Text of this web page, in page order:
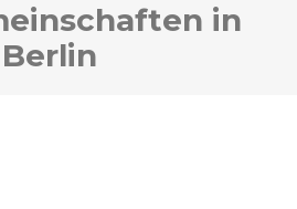
in
Berlin